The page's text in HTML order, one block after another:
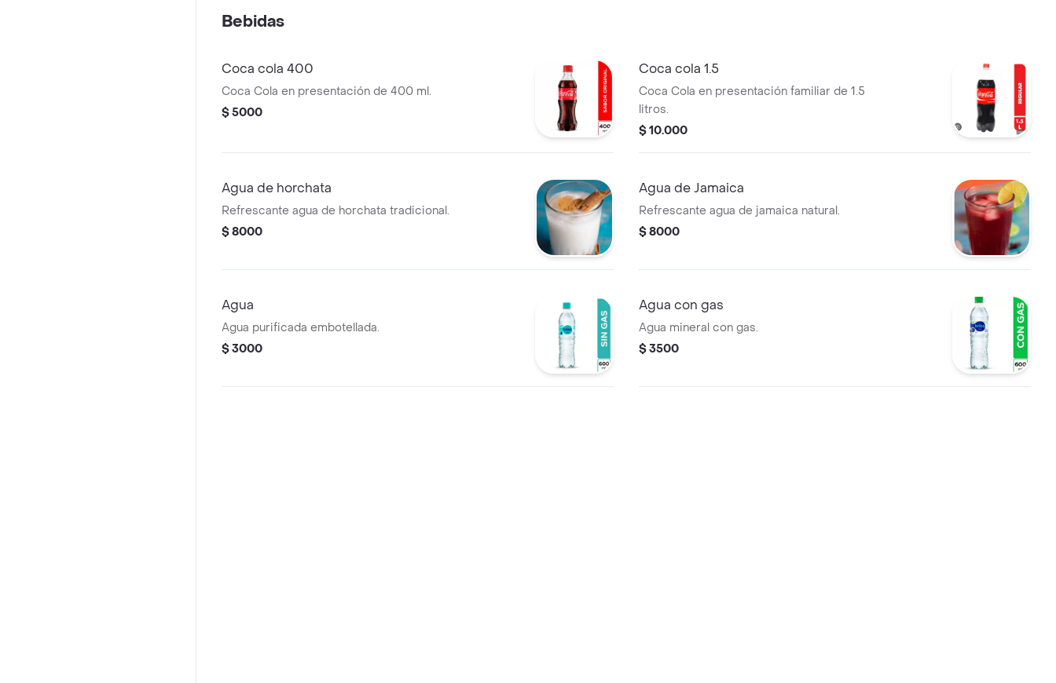
Bebidas
Coca cola 400
Coca Cola en presentación de 400 ml.
$ 5000
Coca cola 1.5
Coca Cola en presentación familiar de 1.5
litros.
$ 10.000
Agua de horchata
Refrescante agua de horchata tradicional.
$ 8000
Agua de Jamaica
Refrescante agua de jamaica natural.
$ 8000
Agua
Agua purificada embotellada.
$ 3000
Agua con gas
Agua mineral con gas.
$ 3500